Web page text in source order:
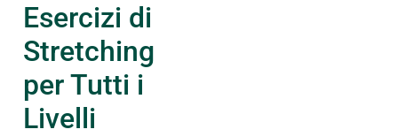
Esercizi di
Stretching
per Tutti i
Livelli